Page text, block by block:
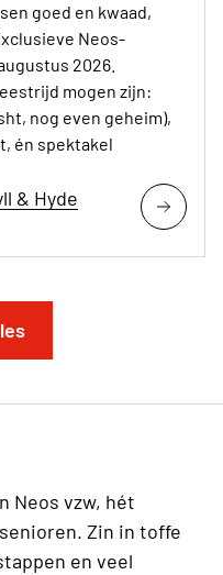
goed en kwaad,
Neos-
2026.
mogen zijn:
nog even geheim),
én spektakel
& Hyde
Neos vzw, hét
Zin in toffe
en veel